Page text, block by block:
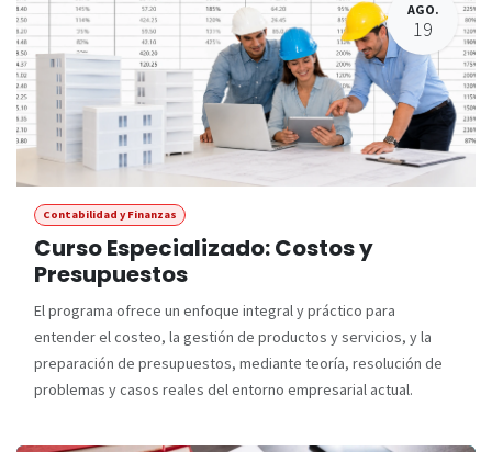
AGO.
19
Contabilidad y Finanzas
Curso Especializado: Costos y
Presupuestos
El programa ofrece un enfoque integral y práctico para
entender el costeo, la gestión de productos y servicios, y la
preparación de presupuestos, mediante teoría, resolución de
problemas y casos reales del entorno empresarial actual.